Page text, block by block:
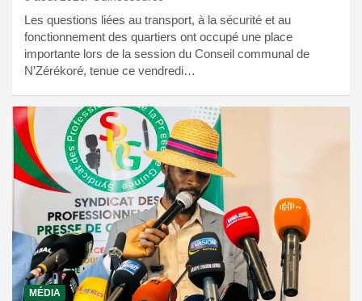
Les questions liées au transport, à la sécurité et au
fonctionnement des quartiers ont occupé une place
importante lors de la session du Conseil communal de
N’Zérékoré, tenue ce vendredi…
MÉDIA